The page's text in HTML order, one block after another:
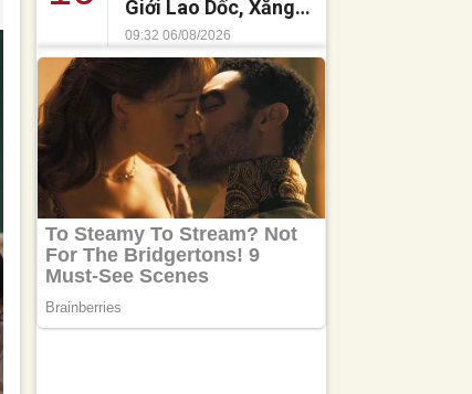
Giới Lao Dốc, Xăng
Trong Nước Đứng
Trước Đợt Giảm
Mạnh
09:32 06/08/2026